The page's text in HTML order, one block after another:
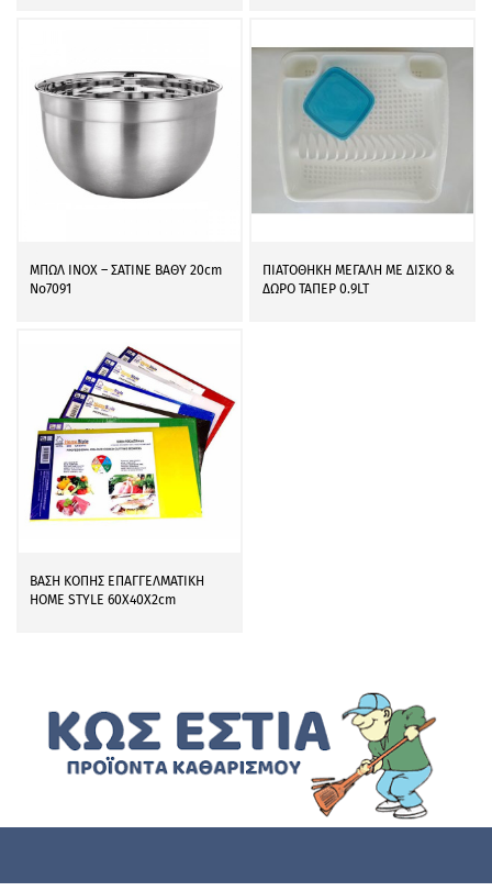
ΜΠΩΛ ΙΝΟΧ – ΣΑΤΙΝΕ ΒΑΘΥ 20cm
Νο7091
ΠΙΑΤΟΘΗΚΗ ΜΕΓΑΛΗ ΜΕ ΔΙΣΚΟ &
ΔΩΡΟ ΤΑΠΕΡ 0.9LT
ΒΑΣΗ ΚΟΠΗΣ ΕΠΑΓΓΕΛΜΑΤΙΚΗ
HOME STYLE 60X40X2cm